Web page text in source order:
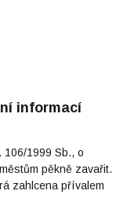
informací
106/1999 Sb., o
pěkně zavařit.
zahlcena přívalem